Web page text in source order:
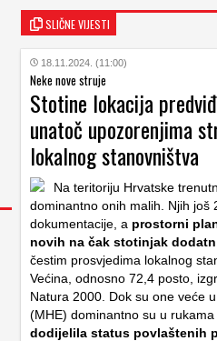
SLIČNE VIJESTI
18.11.2024. (11:00)
Neke nove struje
Stotine lokacija
unatoč upozorenjima
lokalnog stanovništva
Na teritoriju Hrvatske
dominantno onih malih. Njih još
dokumentacije, a prostorni
novih na čak stotinjak
čestim prosvjedima lokalnog
Većina, odnosno 72,4 posto,
Natura 2000. Dok su one veće
(MHE) dominantno su u rukama
dodijelila status povlaštenih